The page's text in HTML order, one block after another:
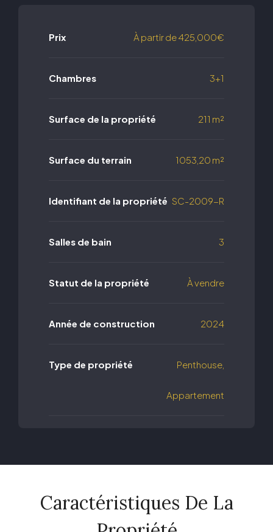
Prix À partir de425,000€
Chambres 3+1
Surface de la propriété 211 m²
Surface du terrain 1053,20 m²
Identifiant de la propriété SC-2009-R
Salles de bain 3
Statut de la propriété À vendre
Année de construction 2024
Type de propriété Penthouse,
Appartement
Caractéristiques De La